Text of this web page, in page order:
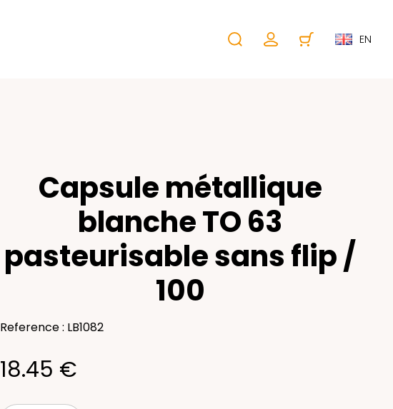
EN
Capsule métallique
blanche TO 63
pasteurisable sans flip /
100
Reference : LB1082
18.45 €